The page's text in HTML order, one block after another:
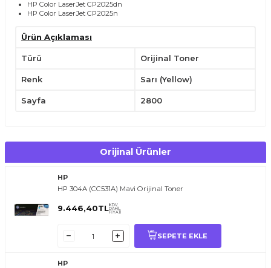
HP Color LaserJet CP2025dn
HP Color LaserJet CP2025n
Avantajlar
Canlı sarı tonlarıyla profesyonel renkli baskılar.
3.000 sayfa baskı kapasitesi ile yüksek verimlilik.
Uzun ömürlü ve güvenilir performans.
HP güvencesiyle tam uyumluluk.
Kullanım İpuçları
Ürün Açıklaması
Türü Orijinal Toner
Renk Sarı (Yellow)
Sayfa 2800
Orijinal Ürünler
HP
HP 304A (CC531A) Mavi Orijinal Toner
9.446,40TLKDV
DAHİL
FİYATI
SEPETE EKLE
HP